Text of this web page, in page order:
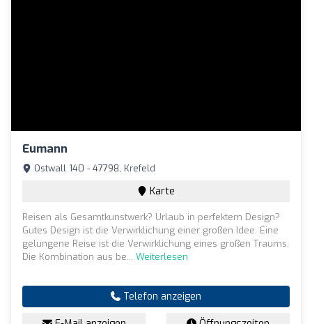
Eumann
Ostwall 140 - 47798, Krefeld
Karte
Reisen als Gesamtkunstwerk? Urlaub in perfektem Design?
Gutes Design ist die Verwirklichung einer großen Idee. Eine
gelungene Reise ist die Verwirklichung eines großen Traums.
Die Kombination aus be... Weiterlesen
Telefon anzeigen